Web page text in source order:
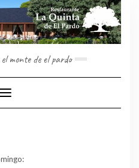
monte de el pardo
Cambiar
modo